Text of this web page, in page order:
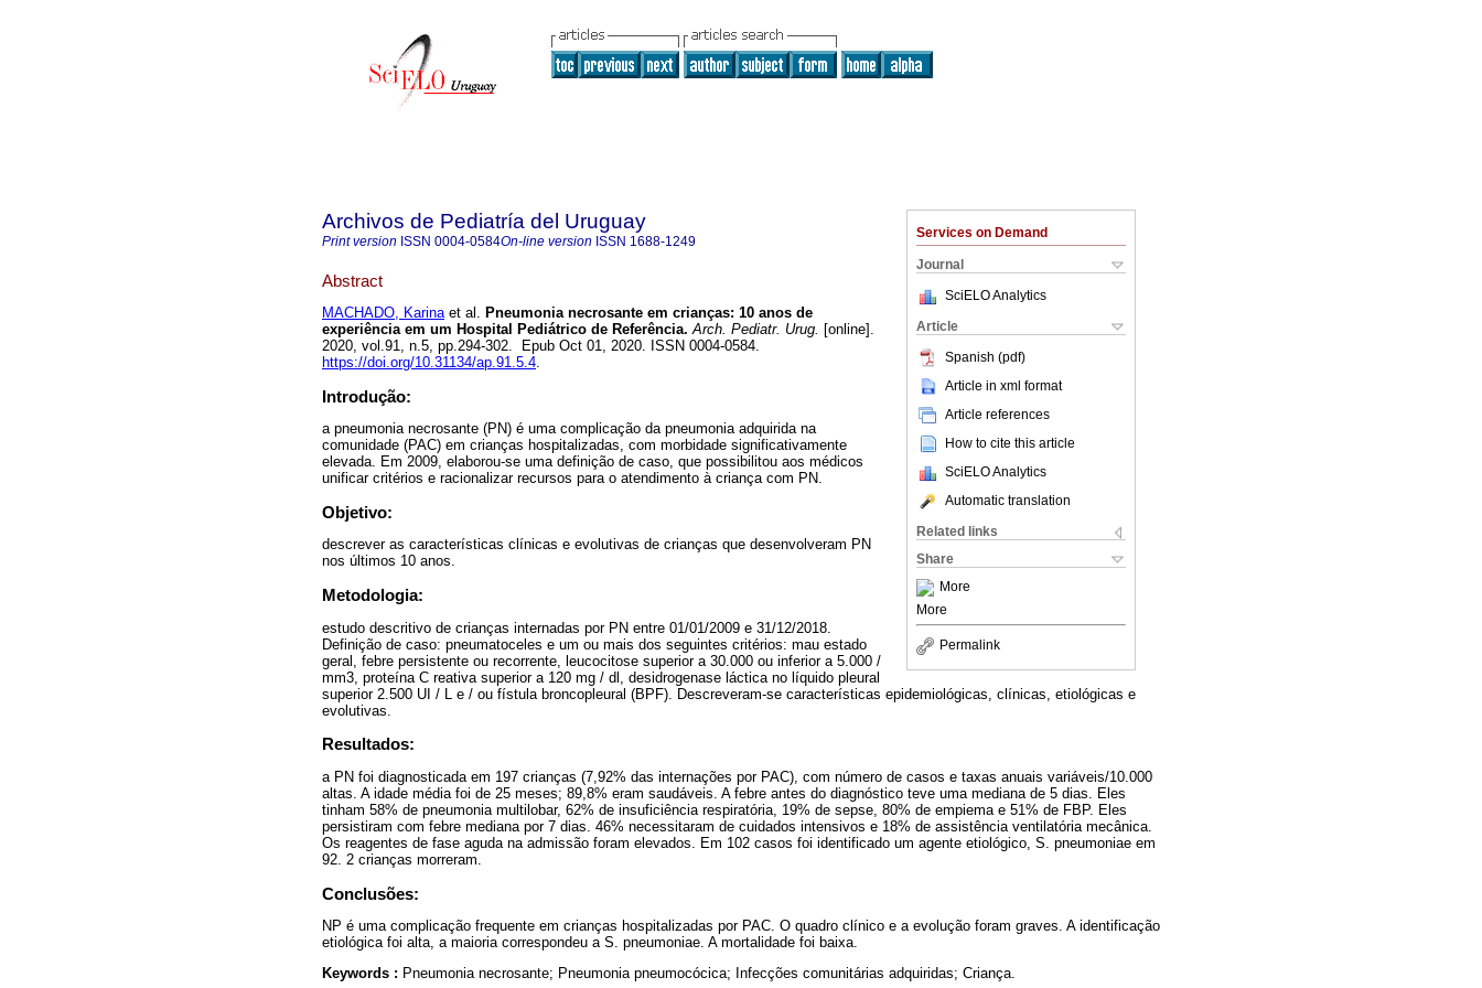
Services on Demand
Journal
SciELO Analytics
Article
Spanish (pdf)
Article in xml format
Article references
How to cite this article
SciELO Analytics
Automatic translation
Related links
Share
More
More
Permalink
Archivos de Pediatría del Uruguay
Print version ISSN 0004-0584On-line version ISSN 1688-1249
Abstract
MACHADO, Karinaet al. Pneumonia necrosante em crianças: 10 anos de
experiência em um Hospital Pediátrico de Referência. Arch. Pediatr. Urug. [online].
2020, vol.91, n.5, pp.294-302. Epub Oct 01, 2020. ISSN 0004-0584.
https://doi.org/10.31134/ap.91.5.4.
Introdução:
a pneumonia necrosante (PN) é uma complicação da pneumonia adquirida na
comunidade (PAC) em crianças hospitalizadas, com morbidade significativamente
elevada. Em 2009, elaborou-se uma definição de caso, que possibilitou aos médicos
unificar critérios e racionalizar recursos para o atendimento à criança com PN.
Objetivo:
descrever as características clínicas e evolutivas de crianças que desenvolveram PN
nos últimos 10 anos.
Metodologia:
estudo descritivo de crianças internadas por PN entre 01/01/2009 e 31/12/2018.
Definição de caso: pneumatoceles e um ou mais dos seguintes critérios: mau estado
geral, febre persistente ou recorrente, leucocitose superior a 30.000 ou inferior a 5.000 /
mm3, proteína C reativa superior a 120 mg / dl, desidrogenase láctica no líquido pleural
superior 2.500 UI / L e / ou fístula broncopleural (BPF). Descreveram-se características epidemiológicas, clínicas, etiológicas e
evolutivas.
Resultados:
a PN foi diagnosticada em 197 crianças (7,92% das internações por PAC), com número de casos e taxas anuais variáveis/10.000
altas. A idade média foi de 25 meses; 89,8% eram saudáveis. A febre antes do diagnóstico teve uma mediana de 5 dias. Eles
tinham 58% de pneumonia multilobar, 62% de insuficiência respiratória, 19% de sepse, 80% de empiema e 51% de FBP. Eles
persistiram com febre mediana por 7 dias. 46% necessitaram de cuidados intensivos e 18% de assistência ventilatória mecânica.
Os reagentes de fase aguda na admissão foram elevados. Em 102 casos foi identificado um agente etiológico, S. pneumoniae em
92. 2 crianças morreram.
Conclusões:
NP é uma complicação frequente em crianças hospitalizadas por PAC. O quadro clínico e a evolução foram graves. A identificação
etiológica foi alta, a maioria correspondeu a S. pneumoniae. A mortalidade foi baixa.
Keywords : Pneumonia necrosante; Pneumonia pneumocócica; Infecções comunitárias adquiridas; Criança.